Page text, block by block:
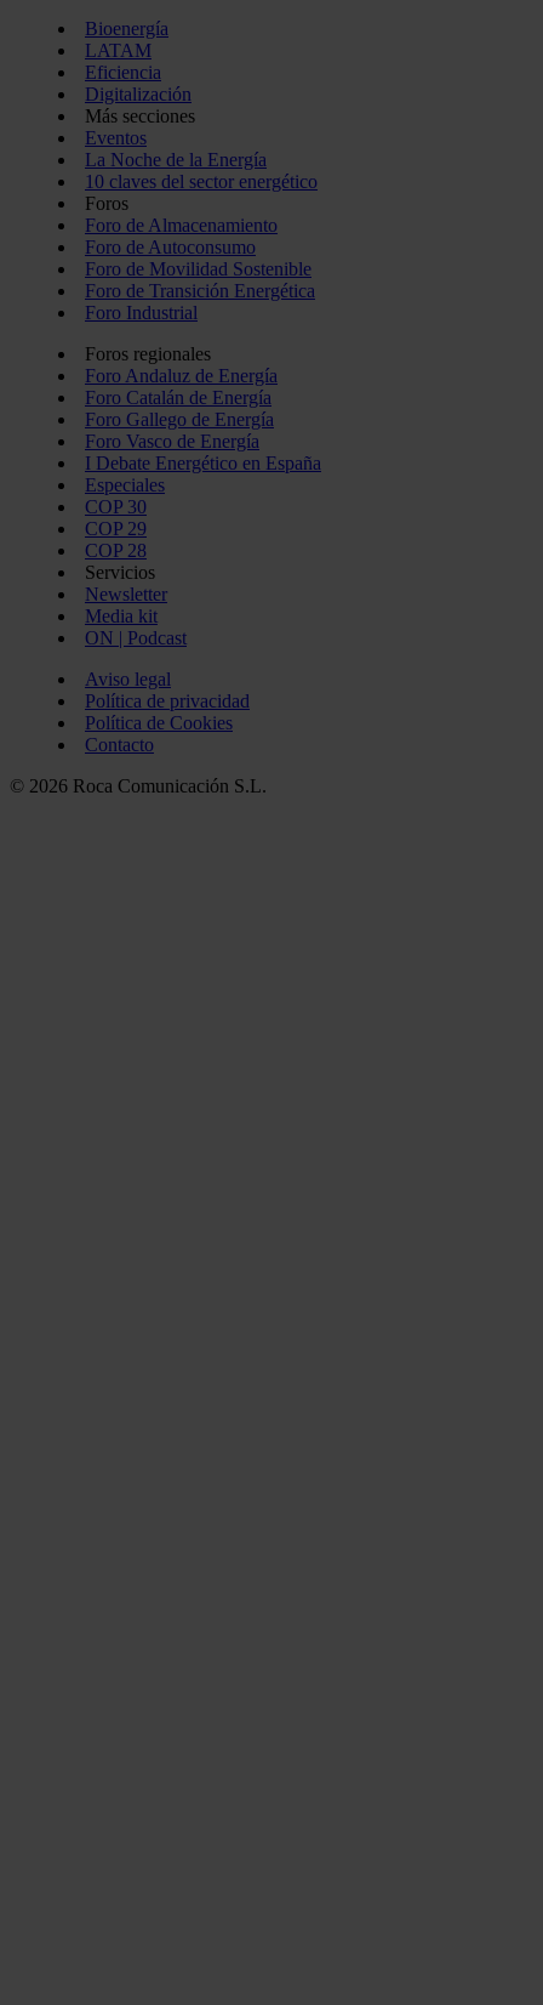
Bioenergía
LATAM
Eficiencia
Digitalización
Más secciones
Eventos
La Noche de la Energía
10 claves del sector energético
Foros
Foro de Almacenamiento
Foro de Autoconsumo
Foro de Movilidad Sostenible
Foro de Transición Energética
Foro Industrial
Foros regionales
Foro Andaluz de Energía
Foro Catalán de Energía
Foro Gallego de Energía
Foro Vasco de Energía
I Debate Energético en España
Especiales
COP 30
COP 29
COP 28
Servicios
Newsletter
Media kit
ON | Podcast
Aviso legal
Política de privacidad
Política de Cookies
Contacto
© 2026 Roca Comunicación S.L.